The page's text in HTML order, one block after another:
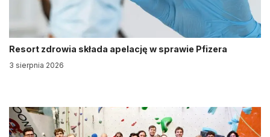
Resort zdrowia składa apelację w sprawie Pfizera
3 sierpnia 2026